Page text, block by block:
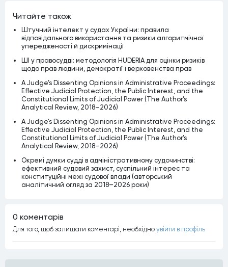
Читайте також
Штучний інтелект у судах України: правила
відповідального використання та ризики алгоритмічної
упередженості й дискримінації
ШІ у правосудді: методологія HUDERIA для оцінки ризиків
щодо прав людини, демократії і верховенства прав
A Judge’s Dissenting Opinions in Administrative Proceedings:
Effective Judicial Protection, the Public Interest, and the
Constitutional Limits of Judicial Power (The Author’s
Analytical Review, 2018–2026)
A Judge’s Dissenting Opinions in Administrative Proceedings:
Effective Judicial Protection, the Public Interest, and the
Constitutional Limits of Judicial Power (The Author’s
Analytical Review, 2018–2026)
Окремі думки судді в адміністративному судочинстві:
ефективний судовий захист, суспільний інтерес та
конституційні межі судової влади (авторський
аналітичний огляд за 2018–2026 роки)
0 коментарiв
Для того, щоб залишати коментарi, необхiдно увiйти в профiль